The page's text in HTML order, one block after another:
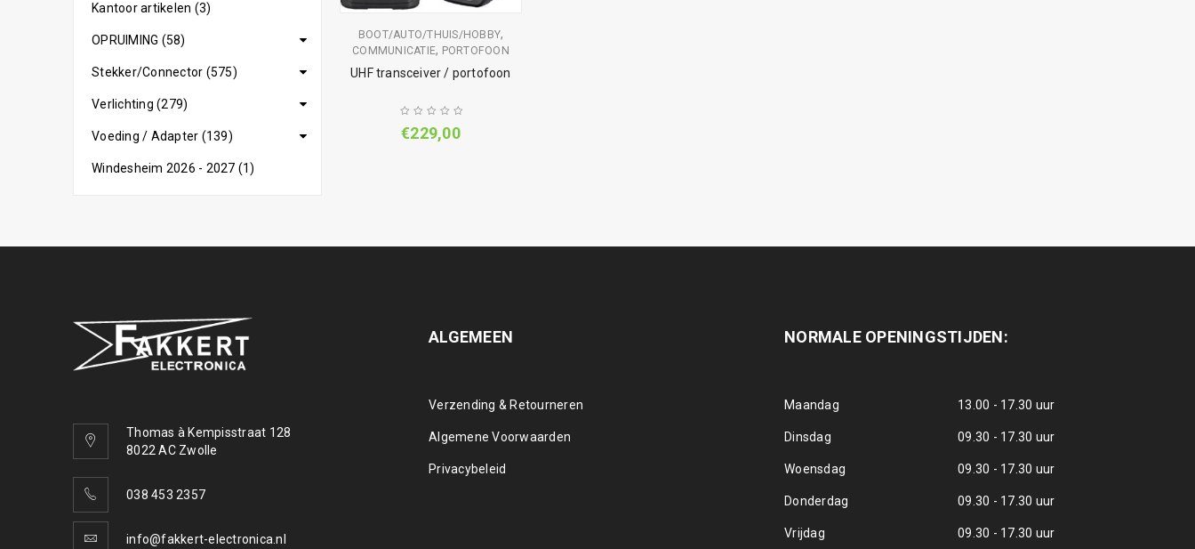
Kantoor artikelen (3)
OPRUIMING (58)
Stekker/Connector (575)
Verlichting (279)
Voeding / Adapter (139)
Windesheim 2026 - 2027 (1)
BOOT/AUTO/THUIS/HOBBY,
COMMUNICATIE, PORTOFOON
UHF transceiver / portofoon
€229,00
Thomas à Kempisstraat 128
8022 AC Zwolle
038 453 2357
info@fakkert-electronica.nl
ALGEMEEN
Verzending & Retourneren
Algemene Voorwaarden
Privacybeleid
NORMALE OPENINGSTIJDEN:
Maandag 13.00 - 17.30 uur
Dinsdag 09.30 - 17.30 uur
Woensdag 09.30 - 17.30 uur
Donderdag 09.30 - 17.30 uur
Vrijdag 09.30 - 17.30 uur